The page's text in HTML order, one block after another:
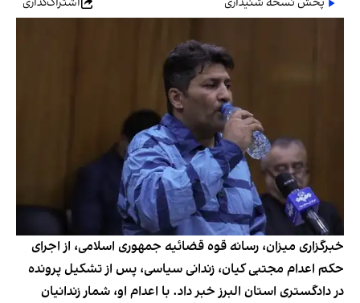
خبرگزاری میزان، رسانه قوه قضائیه جمهوری اسلامی، از اجرای
حکم اعدام مجتبی کیان، زندانی سیاسی، پس از تشکیل پرونده
در دادگستری استان البرز خبر داد. با اعدام او، شمار زندانیان